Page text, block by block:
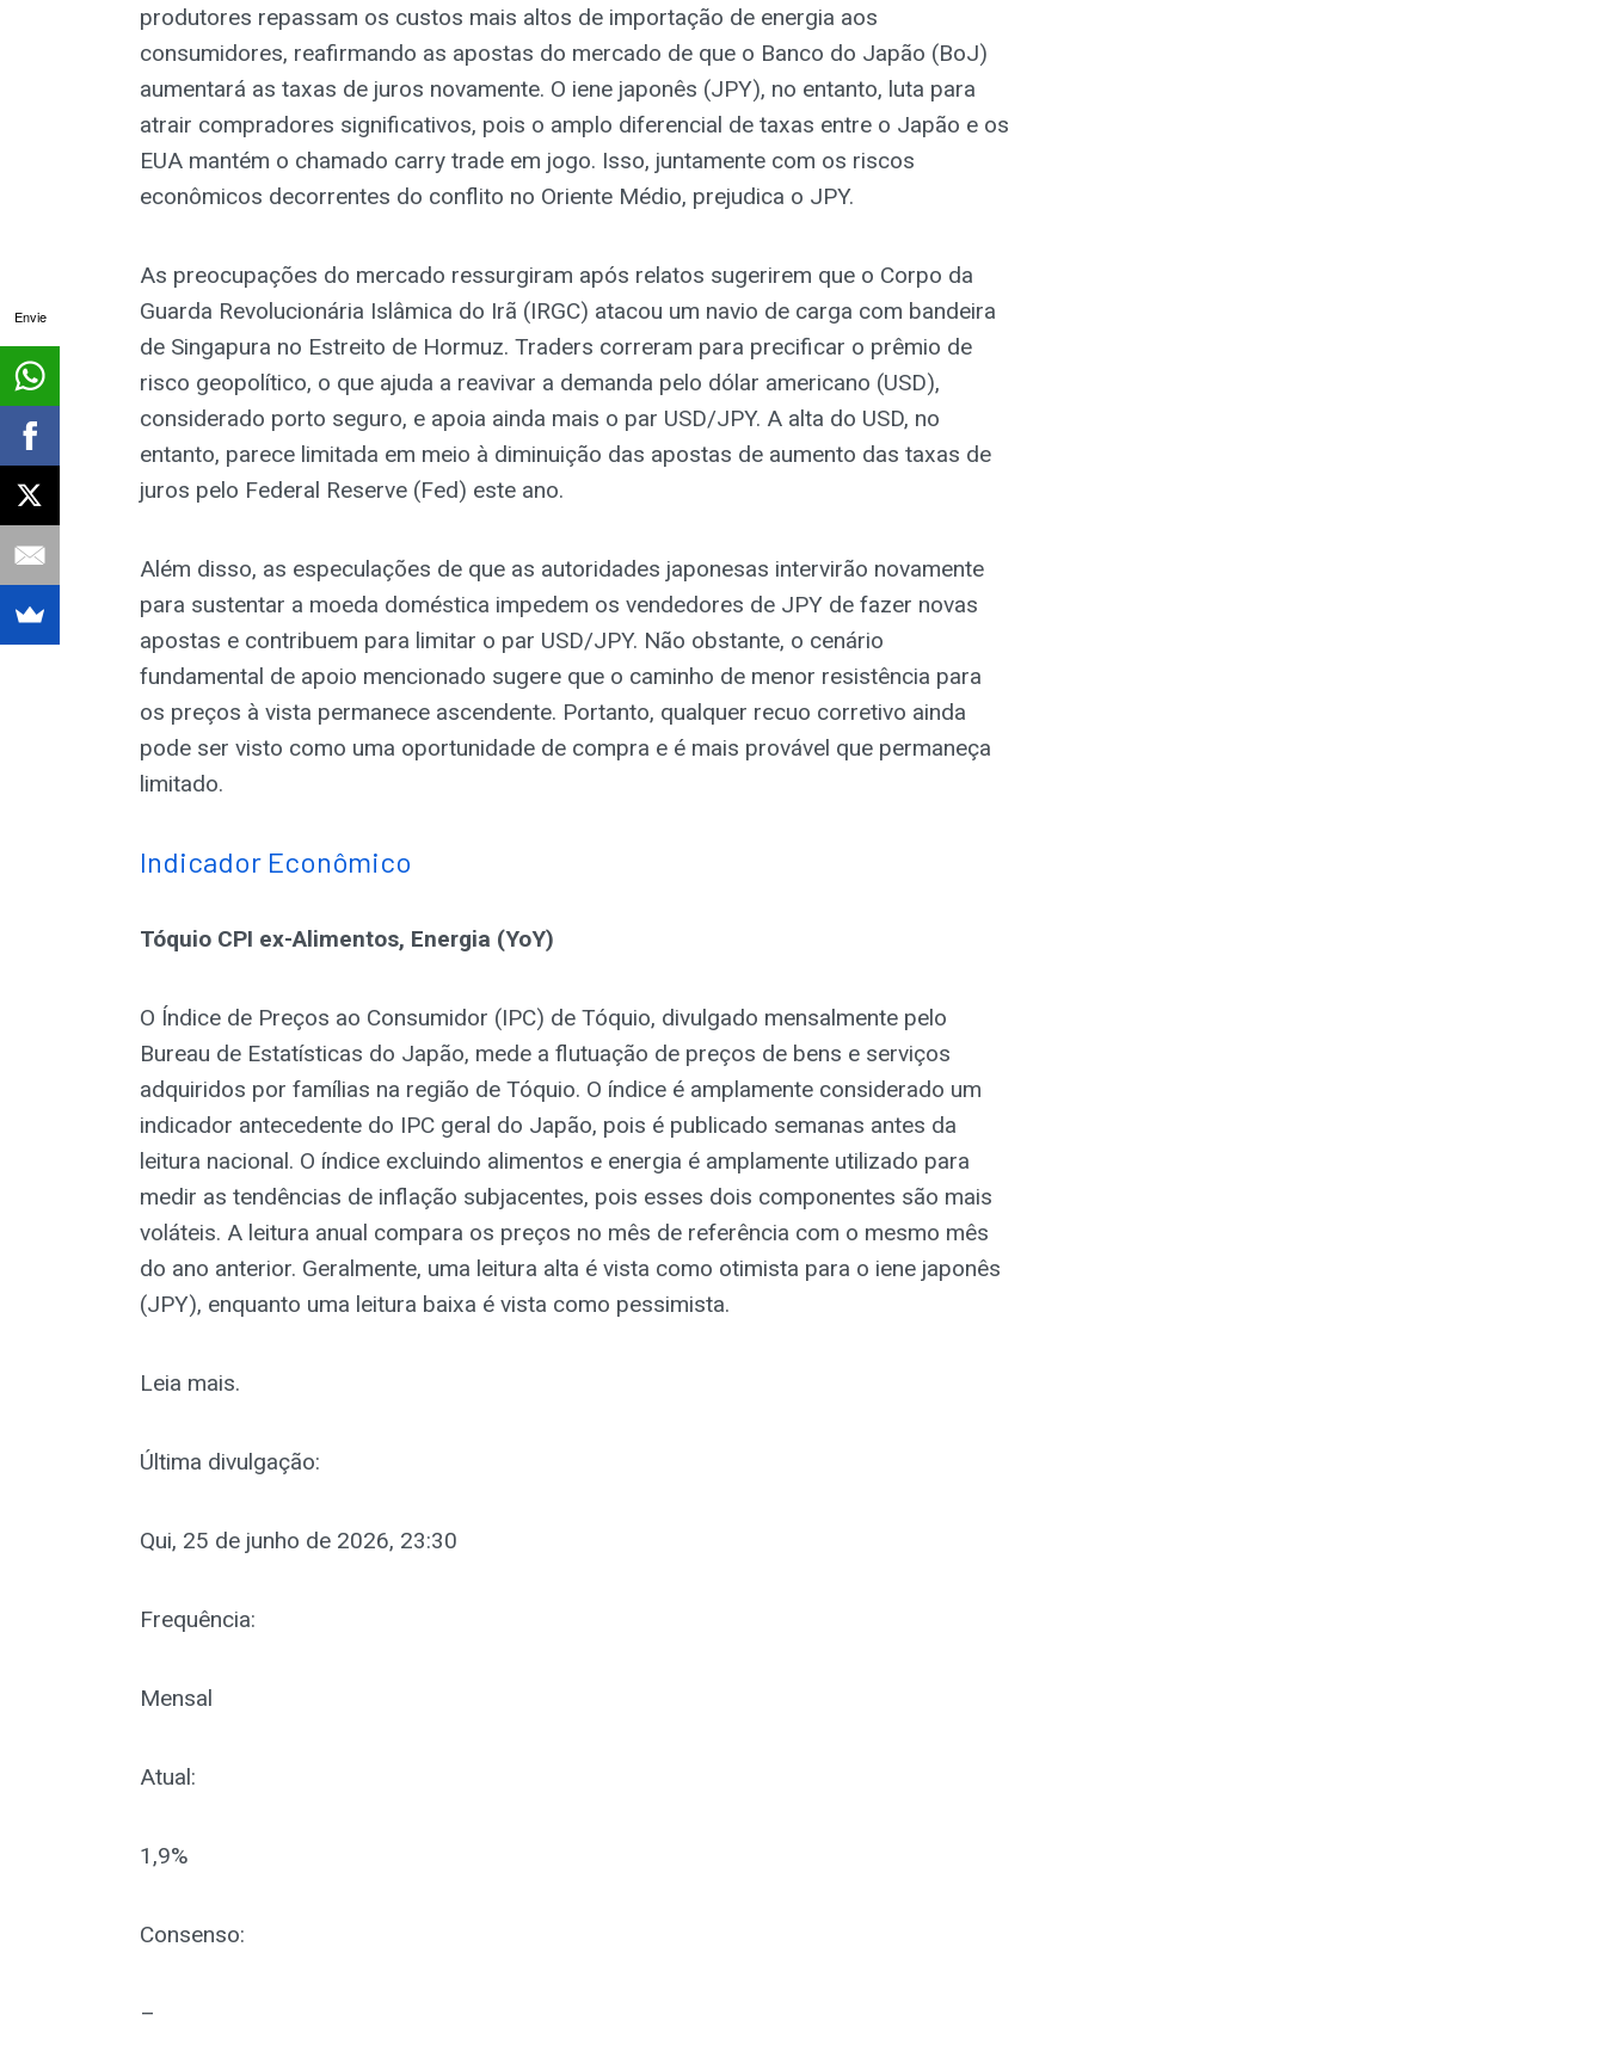
produtores repassam os custos mais altos de importação de energia aos
consumidores, reafirmando as apostas do mercado de que o Banco do Japão (BoJ)
aumentará as taxas de juros novamente. O iene japonês (JPY), no entanto, luta para
atrair compradores significativos, pois o amplo diferencial de taxas entre o Japão e os
EUA mantém o chamado carry trade em jogo. Isso, juntamente com os riscos
econômicos decorrentes do conflito no Oriente Médio, prejudica o JPY.
As preocupações do mercado ressurgiram após relatos sugerirem que o Corpo da
Guarda Revolucionária Islâmica do Irã (IRGC) atacou um navio de carga com bandeira
de Singapura no Estreito de Hormuz. Traders correram para precificar o prêmio de
risco geopolítico, o que ajuda a reavivar a demanda pelo dólar americano (USD),
considerado porto seguro, e apoia ainda mais o par USD/JPY. A alta do USD, no
entanto, parece limitada em meio à diminuição das apostas de aumento das taxas de
juros pelo Federal Reserve (Fed) este ano.
Além disso, as especulações de que as autoridades japonesas intervirão novamente
para sustentar a moeda doméstica impedem os vendedores de JPY de fazer novas
apostas e contribuem para limitar o par USD/JPY. Não obstante, o cenário
fundamental de apoio mencionado sugere que o caminho de menor resistência para
os preços à vista permanece ascendente. Portanto, qualquer recuo corretivo ainda
pode ser visto como uma oportunidade de compra e é mais provável que permaneça
limitado.
Indicador Econômico
Tóquio CPI ex-Alimentos, Energia (YoY)
O Índice de Preços ao Consumidor (IPC) de Tóquio, divulgado mensalmente pelo
Bureau de Estatísticas do Japão, mede a flutuação de preços de bens e serviços
adquiridos por famílias na região de Tóquio. O índice é amplamente considerado um
indicador antecedente do IPC geral do Japão, pois é publicado semanas antes da
leitura nacional. O índice excluindo alimentos e energia é amplamente utilizado para
medir as tendências de inflação subjacentes, pois esses dois componentes são mais
voláteis. A leitura anual compara os preços no mês de referência com o mesmo mês
do ano anterior. Geralmente, uma leitura alta é vista como otimista para o iene japonês
(JPY), enquanto uma leitura baixa é vista como pessimista.
Leia mais.
Última divulgação:
Qui, 25 de junho de 2026, 23:30
Frequência:
Mensal
Atual:
1,9%
Consenso:
–
Envie